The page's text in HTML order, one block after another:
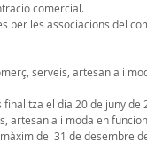
comercial.
per les associacions del
serveis, artesania i
el dia 20 de juny
artesania i moda en
del 31 de desembre